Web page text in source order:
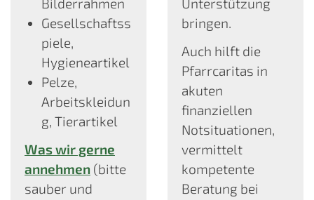
Gesellschaftss
piele,
Hygieneartikel
Pelze,
Arbeitskleidun
g, Tierartikel
Was wir gerne
annehmen (bitte
sauber und
bringen.
Auch hilft die
Pfarrcaritas in
akuten
finanziellen
Notsituationen,
vermittelt
kompetente
Beratung bei